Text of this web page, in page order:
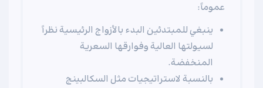
عموماً:
ينبغي للمبتدئين البدء بالأزواج الرئيسية نظراً
لسيولتها العالية وفوارقها السعرية
المنخفضة.
بالنسبة لاستراتيجيات مثل السكالبينج